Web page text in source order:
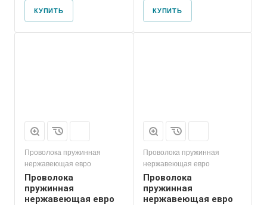
КУПИТЬ КУПИТЬ
Проволока пружинная
нержавеющая евро
Проволока
пружинная
нержавеющая евро
Проволока пружинная
нержавеющая евро
Проволока
пружинная
нержавеющая евро